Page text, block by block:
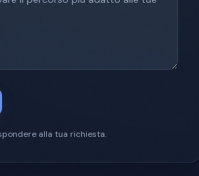
alla tua richiesta.